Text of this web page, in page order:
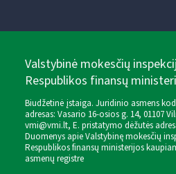
Valstybinė mokesčių
Respublikos finansų
Biudžetinė įstaiga. Juridinio asmens
adresas: Vasario 16-osios g. 14, 01107
vmi@vmi.lt, E. pristatymo dėžutės
Duomenys apie Valstybinę mokesčių
Respublikos finansų ministerijos
asmenų registre